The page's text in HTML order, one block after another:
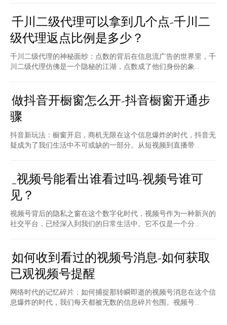
千川二级代理可以拿到几个点-千川二
级代理返点比例是多少？
千川二级代理的神秘面纱：点数的背后在信息流广告的世界里，千
川二级代理仿佛是一个隐秘的江湖，点数成了他们身份的象...
做抖音开橱窗怎么开-抖音橱窗开通步
骤
抖音新玩法：橱窗开启，商机无限在这个信息爆炸的时代，抖音无
疑成为了我们生活中不可或缺的一部分。从短视频到直播带...
_视频号能看出谁看过吗-视频号谁可
见？
视频号背后的隐私之窗在这个数字化时代，视频号作为一种新兴的
社交平台，已经深入到我们的日常生活中。它不仅是一个分...
如何收到看过的视频号消息-如何获取
已观视频号提醒
网络时代的记忆碎片：如何捕捉那转瞬即逝的视频号消息在这个信
息爆炸的时代，我们每天都被无数的信息碎片包围。视频号...